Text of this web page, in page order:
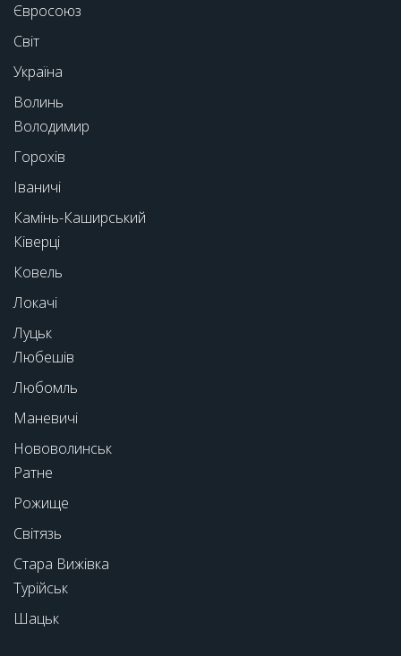
Євросоюз
Світ
Україна
Волинь
Володимир
Горохів
Іваничі
Камінь-Каширський
Ківерці
Ковель
Локачі
Луцьк
Любешів
Любомль
Маневичі
Нововолинськ
Ратне
Рожище
Світязь
Стара Вижівка
Турійськ
Шацьк